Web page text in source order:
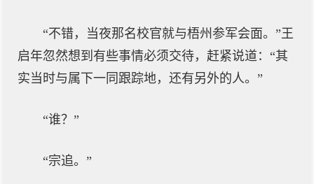
“不错，当夜那名校官就与梧州参军会面。”王
启年忽然想到有些事情必须交待，赶紧说道：“其
实当时与属下一同跟踪地，还有另外的人。”
“谁？”
“宗追。”